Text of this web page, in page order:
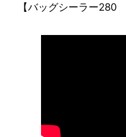
【バッグシーラー280